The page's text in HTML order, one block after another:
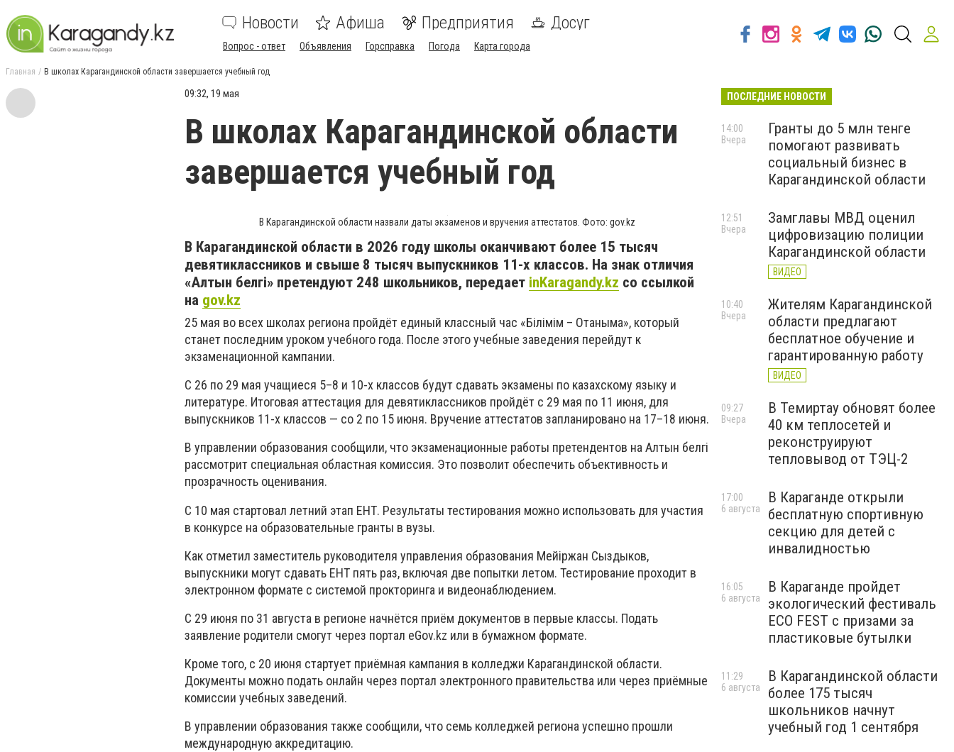
Новости Афиша Предприятия Досуг
Вопрос - ответ Объявления Горсправка Погода Карта города
Главная В школах Карагандинской области завершается учебный год
09:32, 19 мая
В школах Карагандинской области
завершается учебный год
В Карагандинской области назвали даты экзаменов и вручения аттестатов. Фото: gov.kz
В Карагандинской области в 2026 году школы оканчивают более 15 тысяч
девятиклассников и свыше 8 тысяч выпускников 11-х классов. На знак отличия
«Алтын белгі» претендуют 248 школьников, передает inKaragandy.kz со ссылкой
на gov.kz
25 мая во всех школах региона пройдёт единый классный час «Білімім – Отаныма», который
станет последним уроком учебного года. После этого учебные заведения перейдут к
экзаменационной кампании.
С 26 по 29 мая учащиеся 5–8 и 10-х классов будут сдавать экзамены по казахскому языку и
литературе. Итоговая аттестация для девятиклассников пройдёт с 29 мая по 11 июня, для
выпускников 11-х классов — со 2 по 15 июня. Вручение аттестатов запланировано на 17–18 июня.
В управлении образования сообщили, что экзаменационные работы претендентов на Алтын белгі
рассмотрит специальная областная комиссия. Это позволит обеспечить объективность и
прозрачность оценивания.
С 10 мая стартовал летний этап ЕНТ. Результаты тестирования можно использовать для участия
в конкурсе на образовательные гранты в вузы.
Как отметил заместитель руководителя управления образования Мейіржан Сыздыков,
выпускники могут сдавать ЕНТ пять раз, включая две попытки летом. Тестирование проходит в
электронном формате с системой прокторинга и видеонаблюдением.
С 29 июня по 31 августа в регионе начнётся приём документов в первые классы. Подать
заявление родители смогут через портал eGov.kz или в бумажном формате.
Кроме того, с 20 июня стартует приёмная кампания в колледжи Карагандинской области.
Документы можно подать онлайн через портал электронного правительства или через приёмные
комиссии учебных заведений.
В управлении образования также сообщили, что семь колледжей региона успешно прошли
международную аккредитацию.
ПОСЛЕДНИЕ НОВОСТИ
Гранты до 5 млн тенге
помогают развивать
социальный бизнес в
Карагандинской области
14:00
Вчера
Замглавы МВД оценил
цифровизацию полиции
Карагандинской области
ВИДЕО
12:51
Вчера
Жителям Карагандинской
области предлагают
бесплатное обучение и
гарантированную работу
ВИДЕО
10:40
Вчера
В Темиртау обновят более
40 км теплосетей и
реконструируют
тепловывод от ТЭЦ-2
09:27
Вчера
В Караганде открыли
бесплатную спортивную
секцию для детей с
инвалидностью
17:00
6 августа
В Караганде пройдет
экологический фестиваль
ECO FEST с призами за
пластиковые бутылки
16:05
6 августа
В Карагандинской области
более 175 тысяч
школьников начнут
учебный год 1 сентября
11:29
6 августа